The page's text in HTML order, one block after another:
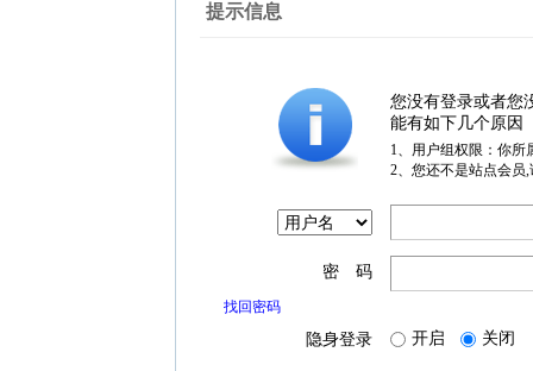
提示信息
您没有登录或者您
能有如下几个原因
1、用户组权限：你所
2、您还不是站点会员
密 码
找回密码
隐身登录 开启 关闭